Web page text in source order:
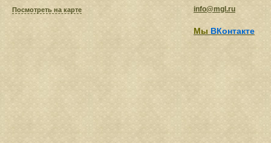
Посмотреть на карте info@mgl.ru
Мы ВКонтакте